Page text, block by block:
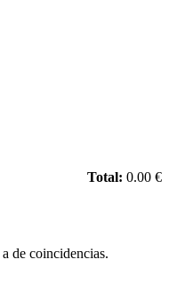
Total: 0.00 €
a de coincidencias.